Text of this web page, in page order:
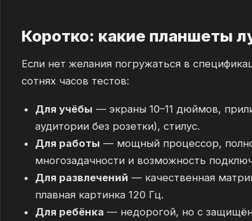
Коротко: какие планшеты
Если нет желания погружаться в
сотнях часов тестов:
Для учёбы — экраны 10–11 дюймов,
аудитории без розетки), стилус.
Для работы — мощный процессор,
многозадачности и возможность
Для развлечений — качественная
плавная картинка 120 Гц.
Для ребёнка — недорогой, но с